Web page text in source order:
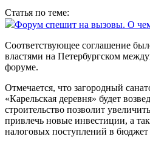
Статья по теме:
Форум спешит на вызовы. О
Соответствующее соглашение
властями на Петербургском
форуме.
Отмечается, что загородный
«Карельская деревня» будет
строительство позволит
привлечь новые инвестиции, а
налоговых поступлений в бюджет